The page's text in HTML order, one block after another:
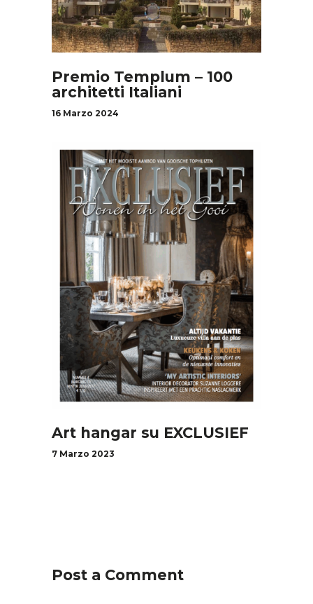
Premio Templum – 100
architetti Italiani
16 Marzo 2024
Art hangar su EXCLUSIEF
7 Marzo 2023
Post a Comment